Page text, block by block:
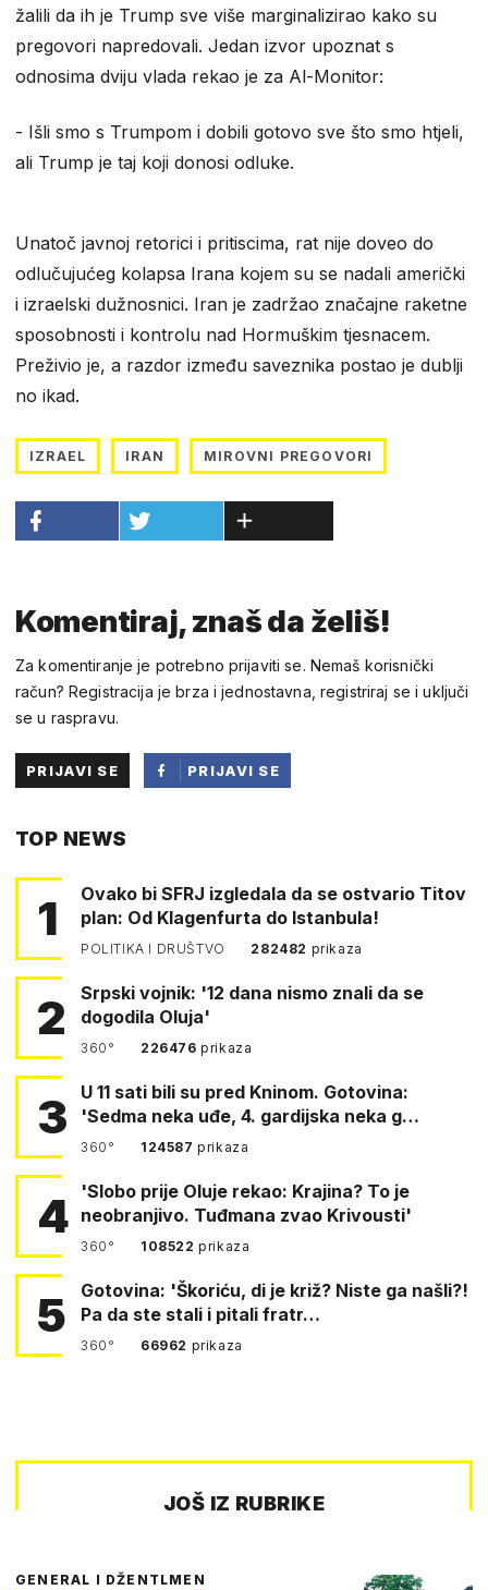
žalili da ih je Trump sve više marginalizirao kako su
pregovori napredovali. Jedan izvor upoznat s
odnosima dviju vlada rekao je za Al-Monitor:
- Išli smo s Trumpom i dobili gotovo sve što smo htjeli,
ali Trump je taj koji donosi odluke.
Unatoč javnoj retorici i pritiscima, rat nije doveo do
odlučujućeg kolapsa Irana kojem su se nadali američki
i izraelski dužnosnici. Iran je zadržao značajne raketne
sposobnosti i kontrolu nad Hormuškim tjesnacem.
Preživio je, a razdor između saveznika postao je dublji
no ikad.
IZRAEL IRAN MIROVNI PREGOVORI
Komentiraj, znaš da želiš!
Za komentiranje je potrebno prijaviti se. Nemaš korisnički
račun? Registracija je brza i jednostavna, registriraj se i uključi
se u raspravu.
PRIJAVI SE
PRIJAVI SE
TOP NEWS
1
Ovako bi SFRJ izgledala da se ostvario Titov
plan: Od Klagenfurta do Istanbula!
POLITIKA I DRUŠTVO 282482 prikaza
2
Srpski vojnik: '12 dana nismo znali da se
dogodila Oluja'
360° 226476prikaza
3
U 11 sati bili su pred Kninom. Gotovina:
'Sedma neka uđe, 4. gardijska neka g…
360° 124587prikaza
4
'Slobo prije Oluje rekao: Krajina? To je
neobranjivo. Tuđmana zvao Krivousti'
360° 108522prikaza
5
Gotovina: 'Škoriću, di je križ? Niste ga našli?!
Pa da ste stali i pitali fratr…
360° 66962 prikaza
JOŠ IZ RUBRIKE
GENERAL I DŽENTLMEN